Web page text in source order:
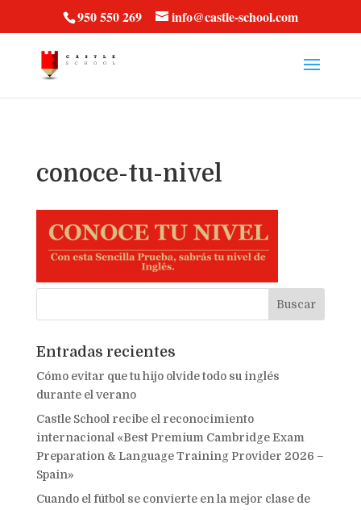
950 550 269 info@castle-school.com
conoce-tu-nivel
Entradas recientes
Cómo evitar que tu hijo olvide todo su inglés
durante el verano
Castle School recibe el reconocimiento
internacional «Best Premium Cambridge Exam
Preparation & Language Training Provider 2026 –
Spain»
Cuando el fútbol se convierte en la mejor clase de